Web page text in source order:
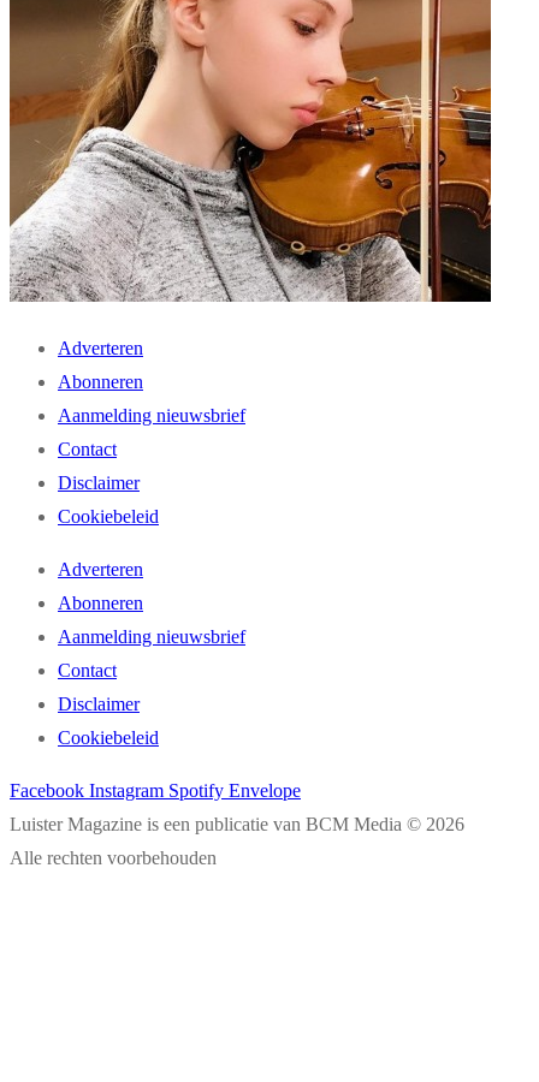
Adverteren
Abonneren
Aanmelding nieuwsbrief
Contact
Disclaimer
Cookiebeleid
Adverteren
Abonneren
Aanmelding nieuwsbrief
Contact
Disclaimer
Cookiebeleid
Facebook Instagram Spotify Envelope
Luister Magazine is een publicatie van BCM Media © 2026
Alle rechten voorbehouden